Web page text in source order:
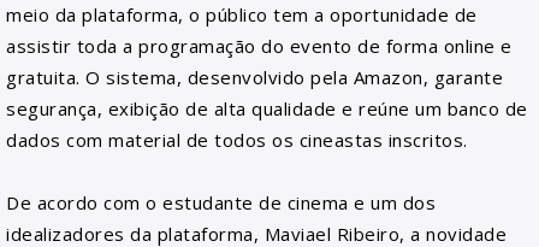
meio da plataforma, o público tem a oportunidade de
assistir toda a programação do evento de forma online e
gratuita. O sistema, desenvolvido pela Amazon, garante
segurança, exibição de alta qualidade e reúne um banco de
dados com material de todos os cineastas inscritos.
De acordo com o estudante de cinema e um dos
idealizadores da plataforma, Maviael Ribeiro, a novidade